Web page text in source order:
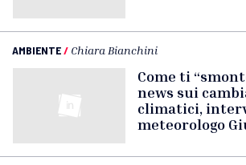
AMBIENTE/ Chiara Bianchini
Come ti
news sui
climatici,
meteorologo